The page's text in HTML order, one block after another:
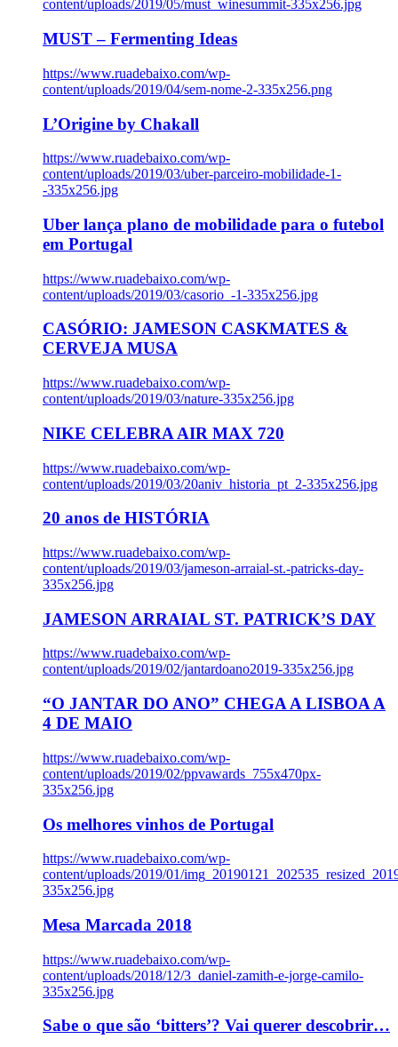
content/uploads/2019/05/must_winesummit-335x256.jpg
MUST – Fermenting Ideas
https://www.ruadebaixo.com/wp-
content/uploads/2019/04/sem-nome-2-335x256.png
L’Origine by Chakall
https://www.ruadebaixo.com/wp-
content/uploads/2019/03/uber-parceiro-mobilidade-1-
-335x256.jpg
Uber lança plano de mobilidade para o futebol
em Portugal
https://www.ruadebaixo.com/wp-
content/uploads/2019/03/casorio_-1-335x256.jpg
CASÓRIO: JAMESON CASKMATES &
CERVEJA MUSA
https://www.ruadebaixo.com/wp-
content/uploads/2019/03/nature-335x256.jpg
NIKE CELEBRA AIR MAX 720
https://www.ruadebaixo.com/wp-
content/uploads/2019/03/20aniv_historia_pt_2-335x256.jpg
20 anos de HISTÓRIA
https://www.ruadebaixo.com/wp-
content/uploads/2019/03/jameson-arraial-st.-patricks-day-
335x256.jpg
JAMESON ARRAIAL ST. PATRICK’S DAY
https://www.ruadebaixo.com/wp-
content/uploads/2019/02/jantardoano2019-335x256.jpg
“O JANTAR DO ANO” CHEGA A LISBOA A
4 DE MAIO
https://www.ruadebaixo.com/wp-
content/uploads/2019/02/ppvawards_755x470px-
335x256.jpg
Os melhores vinhos de Portugal
https://www.ruadebaixo.com/wp-
content/uploads/2019/01/
335x256.jpg
Mesa Marcada 2018
https://www.ruadebaixo.com/wp-
content/uploads/2018/12/3_daniel-zamith-e-jorge-camilo-
335x256.jpg
Sabe o que são ‘bitters’? Vai querer descobrir…